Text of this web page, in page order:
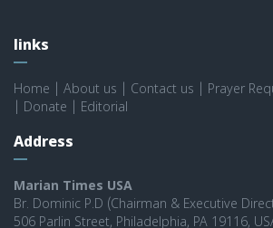
links
Home About us Contact us Prayer
Donate Editorial
Address
Marian Times USA
Br. Dominic P.D (Chairman & Executive
506 Parlin Street, Philadelphia, PA 19116,